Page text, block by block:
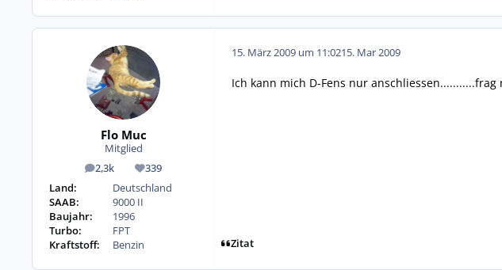
Flo Muc
Mitglied
2,3k
Beiträge 339
Reputation
Land:
Deutschland
SAAB:
9000 II
Baujahr:
1996
Turbo:
FPT
Kraftstoff:
Benzin
15. März 2009 um 11:0215. Mar 2009
Ich kann mich D-Fens nur
Zitat